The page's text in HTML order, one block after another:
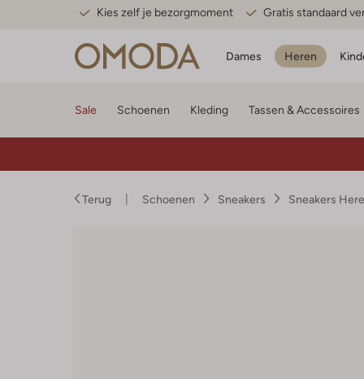
Kies zelf je bezorgmoment Gratis standaard
Dames Heren
Sale Schoenen Kleding Tassen & Accessoires
Terug Schoenen Sneakers Sneakers